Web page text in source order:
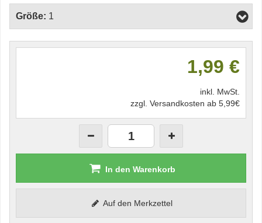
Größe: 1
1,99 €
inkl. MwSt.
zzgl. Versandkosten ab 5,99€
In den Warenkorb
Auf den Merkzettel